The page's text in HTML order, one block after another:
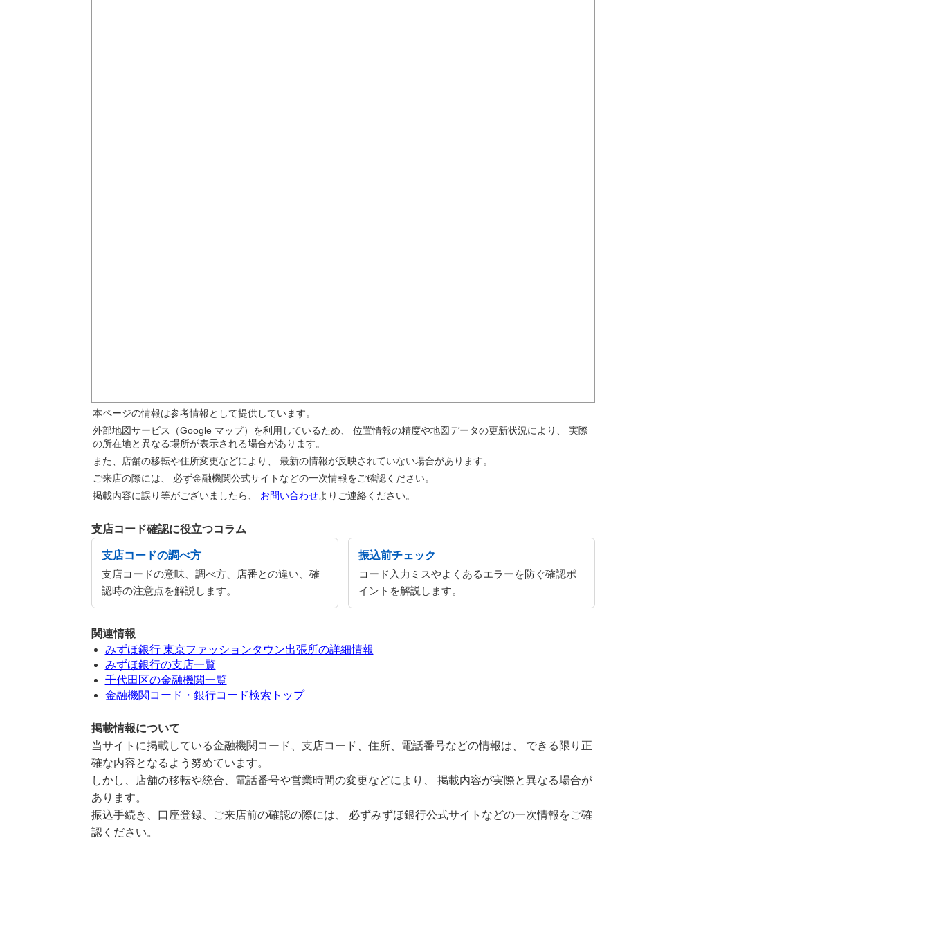
本ページの情報は参考情報として提供しています。
外部地図サービス（Google マップ）を利用しているため、 位置情報の精度や地図データの更新状況により、 実際
の所在地と異なる場所が表示される場合があります。
また、店舗の移転や住所変更などにより、 最新の情報が反映されていない場合があります。
ご来店の際には、 必ず金融機関公式サイトなどの一次情報をご確認ください。
掲載内容に誤り等がございましたら、 お問い合わせよりご連絡ください。
支店コード確認に役立つコラム
支店コードの調べ方
支店コードの意味、調べ方、店番との違い、確
認時の注意点を解説します。
振込前チェック
コード入力ミスやよくあるエラーを防ぐ確認ポ
イントを解説します。
関連情報
みずほ銀行 東京ファッションタウン出張所の詳細情報
みずほ銀行の支店一覧
千代田区の金融機関一覧
金融機関コード・銀行コード検索トップ
掲載情報について
当サイトに掲載している金融機関コード、支店コード、住所、電話番号などの情報は、 できる限り正
確な内容となるよう努めています。
しかし、店舗の移転や統合、電話番号や営業時間の変更などにより、 掲載内容が実際と異なる場合が
あります。
振込手続き、口座登録、ご来店前の確認の際には、 必ずみずほ銀行公式サイトなどの一次情報をご確
認ください。